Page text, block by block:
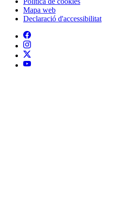
Peu
Avís legal
Política de cookies
Declaració d'accessibilitat